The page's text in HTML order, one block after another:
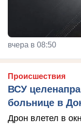
вчера в 08:50
Происшествия
ВСУ
больнице в
Дрон влетел в